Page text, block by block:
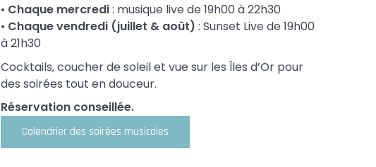
• Chaque mercredi: musique live de 19h00 à 22h30
• Chaque vendredi (juillet & août) : Sunset Live de 19h00
à 21h30
Cocktails, coucher de soleil et vue sur les Îles d’Or pour
des soirées tout en douceur.
Réservation conseillée.
Calendrier des soirées musicales